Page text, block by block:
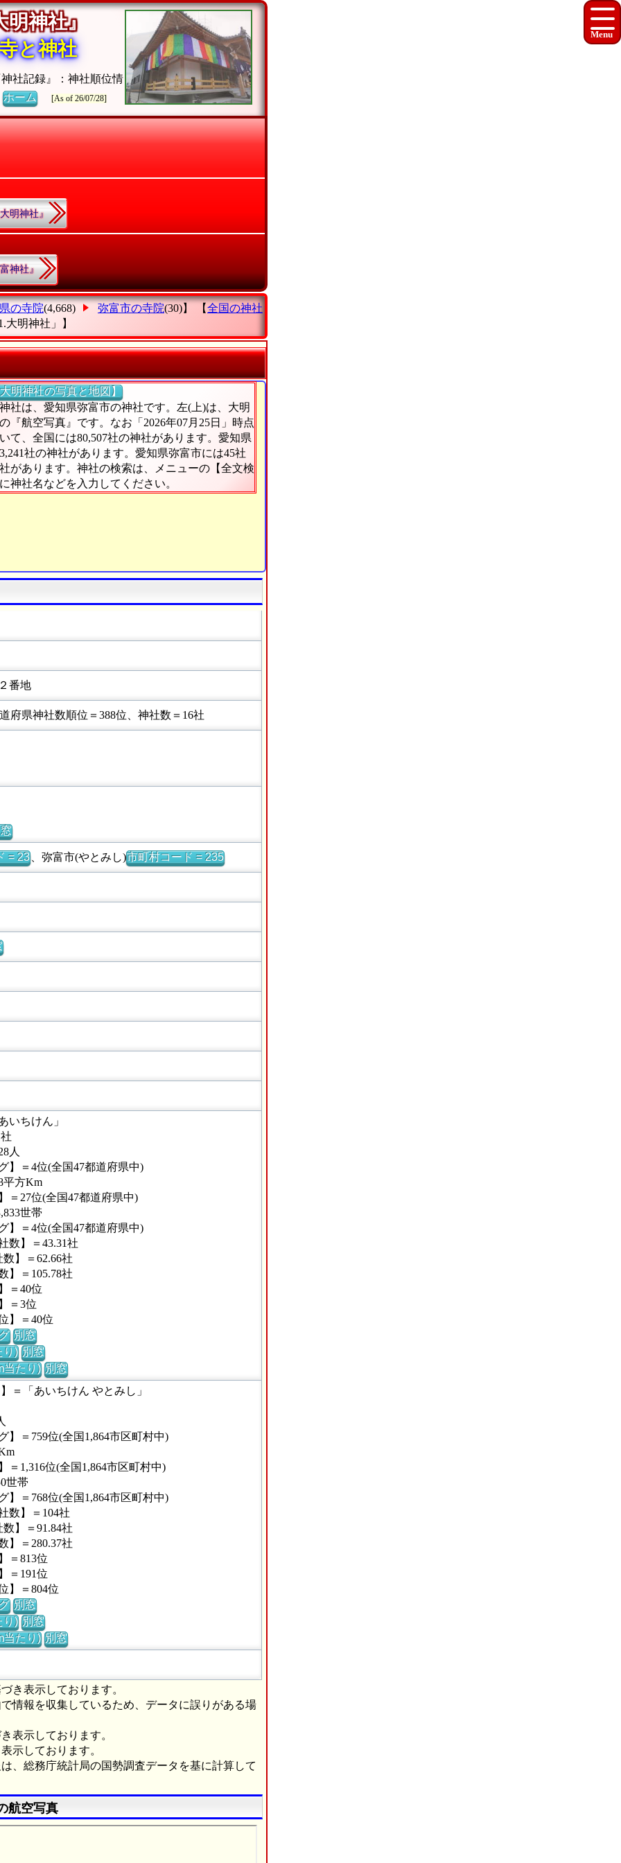
明神社』
と神社
社記録』：神社順位情
ホーム [As of 26/07/28]
明神社』
神社』
の寺院(4,668) 弥富市の寺院(30)】 【全国の神社
大明神社」
】
明神社の写真と地図】
社は、愛知県弥富市の神社です。左(上)は、大明
『航空写真』です。なお「2026年07月25日」時点
て、全国には80,507社の神社があります。愛知県
社の神社があります。愛知県弥富市には45社
があります。神社の検索は、メニューの【全文検
神社名などを入力してください。
番地
県神社数順位＝388位、神社数＝16社
= 23、弥富市(やとみし)市町村コード = 235
いちけん」
人
】＝4位(全国47都道府県中)
平方Km
＝27位(全国47都道府県中)
世帯
】＝4位(全国47都道府県中)
数】＝43.31社
】＝62.66社
】＝105.78社
＝40位
＝3位
】＝40位
別窓
り) 別窓
当たり) 別窓
＝「あいちけん やとみし」
】＝759位(全国1,864市区町村中)
＝1,316位(全国1,864市区町村中)
世帯
】＝768位(全国1,864市区町村中)
数】＝104社
】＝91.84社
】＝280.37社
＝813位
＝191位
】＝804位
別窓
り) 別窓
当たり) 別窓
き表示しております。
情報を収集しているため、データに誤りがある場
表示しております。
示しております。
、総務庁統計局の国勢調査データを基に計算して
航空写真